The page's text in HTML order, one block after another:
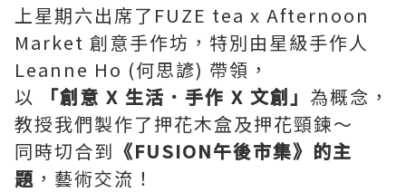
上星期六出席了FUZE tea x Afternoon
Market 創意手作坊，特別由星級手作人
Leanne Ho (何思諺) 帶領，
以
「創意 X 生活．手作 X 文創」 為概念，
教授我們製作了押花木盒及押花頸鍊～
同時切合到 《FUSION午後市集》的主
題 ，藝術交流！